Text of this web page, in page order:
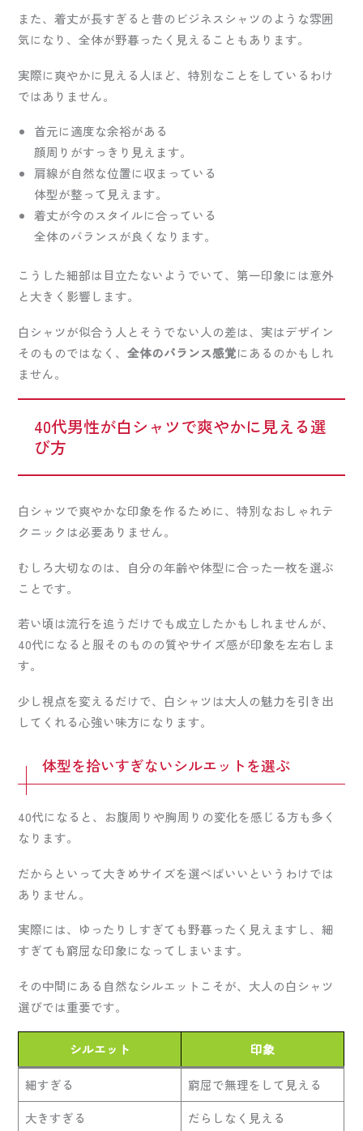
また、着丈が長すぎると昔のビジネスシャツのような雰囲
気になり、全体が野暮ったく見えることもあります。
実際に爽やかに見える人ほど、特別なことをしているわけ
ではありません。
首元に適度な余裕がある
顔周りがすっきり見えます。
肩線が自然な位置に収まっている
体型が整って見えます。
着丈が今のスタイルに合っている
全体のバランスが良くなります。
こうした細部は目立たないようでいて、第一印象には意外
と大きく影響します。
白シャツが似合う人とそうでない人の差は、実はデザイン
そのものではなく、全体のバランス感覚にあるのかもしれ
ません。
40代男性が白シャツで爽やかに見える選
び方
白シャツで爽やかな印象を作るために、特別なおしゃれテ
クニックは必要ありません。
むしろ大切なのは、自分の年齢や体型に合った一枚を選ぶ
ことです。
若い頃は流行を追うだけでも成立したかもしれませんが、
40代になると服そのものの質やサイズ感が印象を左右しま
す。
少し視点を変えるだけで、白シャツは大人の魅力を引き出
してくれる心強い味方になります。
体型を拾いすぎないシルエットを選ぶ
40代になると、お腹周りや胸周りの変化を感じる方も多く
なります。
だからといって大きめサイズを選べばいいというわけでは
ありません。
実際には、ゆったりしすぎても野暮ったく見えますし、細
すぎても窮屈な印象になってしまいます。
その中間にある自然なシルエットこそが、大人の白シャツ
選びでは重要です。
シルエット 印象
細すぎる
窮屈で無理をして見える
大きすぎる
だらしなく見える